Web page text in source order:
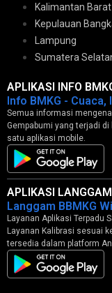
Kalimantan Barat
Kepulauan
Lampung
Sumatera
APLIKASI INFO
Info BMKG -
Semua informasi
Gempabumi yang terjadi
satu aplikasi mobile.
APLIKASI LANGGAM
Langgam BBMKG
Layanan Aplikasi Terpadu
Layanan Kalibrasi sesuai
tersedia dalam platform